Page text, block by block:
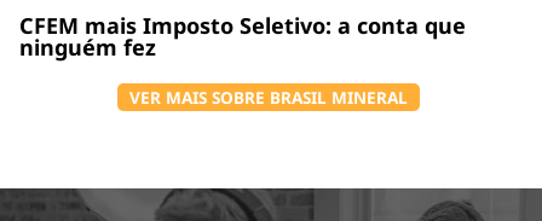
CFEM mais Imposto Seletivo: a conta que
ninguém fez
VER MAIS SOBRE BRASIL MINERAL